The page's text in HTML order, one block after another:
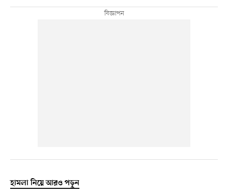
হামলা নিয়ে আরও পড়ুন